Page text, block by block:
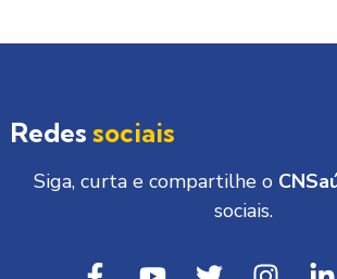
Redes sociais
Siga, curta e compartilhe o
sociais.